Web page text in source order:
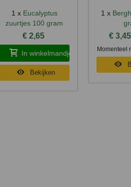
Snel bekijken
1 x Eucalyptus
zuurtjes 100 gram
€ 2,65
In winkelmandje
Bekijken
Snel
1 x
€ 3,45
Momenteel